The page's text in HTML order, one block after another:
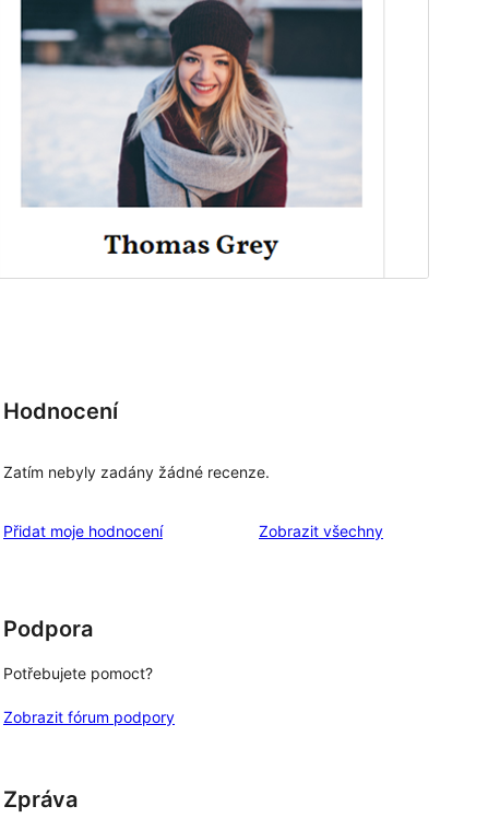
Hodnocení
Zatím nebyly zadány žádné recenze.
Přidat moje hodnocení Zobrazit všechnyrecenze
Podpora
Potřebujete pomoct?
Zobrazit fórum podpory
Zpráva